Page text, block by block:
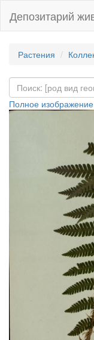
Депозитарий
Растения
Полное изображение